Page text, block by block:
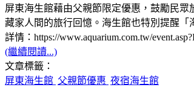
屏東海生館藉由父親節限定優惠，鼓勵民
藏家人間的旅行回憶。海生館也特別提醒
詳情：https://www.aquarium.com.tw/
(繼續閱讀...)
文章標籤：
屏東海生館 父親節優惠 夜宿海生館